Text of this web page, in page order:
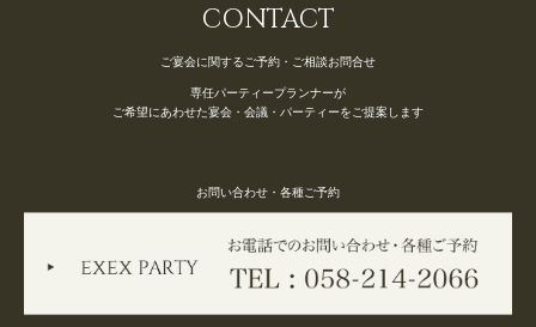
https://exexparty.jp/access/
●―○―●―○―●―○―●―○―●―○―●―○―●―○―●
CONTACT
ご宴会に関するご予約・ご相談お問合せ
専任パーティープランナーが
ご希望にあわせた宴会・会議・パーティーをご提案します
お問い合わせ・各種ご予約